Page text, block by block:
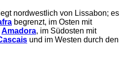
nordwestlich von Lissabon; es
begrenzt, im Osten mit
Amadora, im Südosten mit
und im Westen durch den